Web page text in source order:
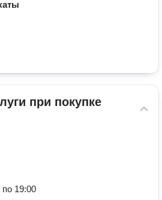
при покупке
по 19:00